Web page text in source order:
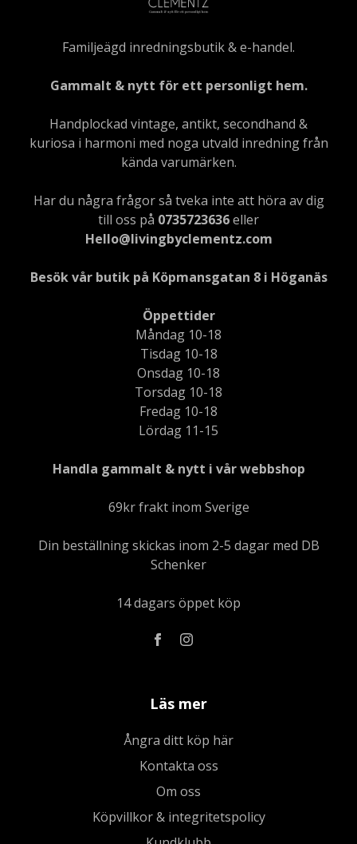
Familjeägd inredningsbutik & e-handel.
Gammalt & nytt för ett personligt hem.
Handplockad vintage, antikt, secondhand &
kuriosa i harmoni med noga utvald inredning från
kända varumärken.
Har du några frågor så tveka inte att höra av dig
till oss på 0735723636eller
Hello@livingbyclementz.com
Besök vår butik på Köpmansgatan 8 i Höganäs
Öppettider
Måndag 10-18
Tisdag 10-18
Onsdag 10-18
Torsdag 10-18
Fredag 10-18
Lördag 11-15
Handla gammalt & nytt i vår webbshop
69kr frakt inom Sverige
Din beställning skickas inom 2-5 dagar med DB
Schenker
14 dagars öppet köp
Läs mer
Ångra ditt köp här
Kontakta oss
Om oss
Köpvillkor & integritetspolicy